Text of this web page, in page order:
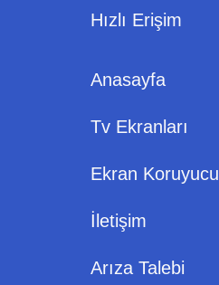
Hızlı Erişim
Anasayfa
Tv Ekranları
Ekran Koruyucu
İletişim
Arıza Talebi